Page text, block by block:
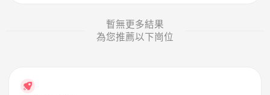
暫無更多結果
為您推薦以下崗位